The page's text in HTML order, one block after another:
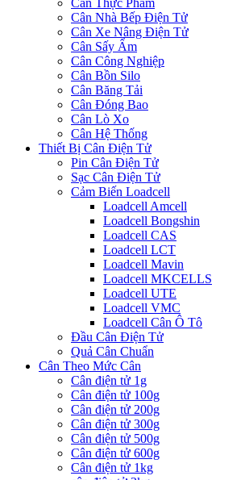
Cân Thực Phẩm
Cân Nhà Bếp Điện Tử
Cân Xe Nâng Điện Tử
Cân Sấy Ẩm
Cân Công Nghiệp
Cân Bồn Silo
Cân Băng Tải
Cân Đóng Bao
Cân Lò Xo
Cân Hệ Thống
Thiết Bị Cân Điện Tử
Pin Cân Điện Tử
Sạc Cân Điện Tử
Cảm Biến Loadcell
Loadcell Amcell
Loadcell Bongshin
Loadcell CAS
Loadcell LCT
Loadcell Mavin
Loadcell MKCELLS
Loadcell UTE
Loadcell VMC
Loadcell Cân Ô Tô
Đầu Cân Điện Tử
Quả Cân Chuẩn
Cân Theo Mức Cân
Cân điện tử 1g
Cân điện tử 100g
Cân điện tử 200g
Cân điện tử 300g
Cân điện tử 500g
Cân điện tử 600g
Cân điện tử 1kg